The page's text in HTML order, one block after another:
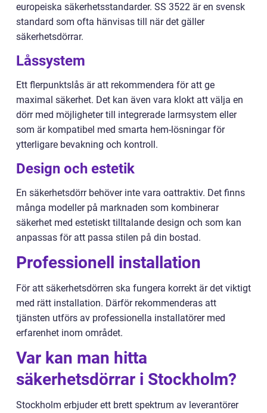
europeiska säkerhetsstandarder. SS 3522 är en svensk
standard som ofta hänvisas till när det gäller
säkerhetsdörrar.
Låssystem
Ett flerpunktslås är att rekommendera för att ge
maximal säkerhet. Det kan även vara klokt att välja en
dörr med möjligheter till integrerade larmsystem eller
som är kompatibel med smarta hem-lösningar för
ytterligare bevakning och kontroll.
Design och estetik
En säkerhetsdörr behöver inte vara oattraktiv. Det finns
många modeller på marknaden som kombinerar
säkerhet med estetiskt tilltalande design och som kan
anpassas för att passa stilen på din bostad.
Professionell installation
För att säkerhetsdörren ska fungera korrekt är det viktigt
med rätt installation. Därför rekommenderas att
tjänsten utförs av professionella installatörer med
erfarenhet inom området.
Var kan man hitta
säkerhetsdörrar i Stockholm?
Stockholm erbjuder ett brett spektrum av leverantörer